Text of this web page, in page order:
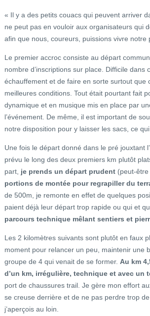
« Il y a des petits couacs qui peuvent arriver
ne peut pas en vouloir aux organisateurs qui
afin que nous, coureurs, puissions vivre notre
Le premier accroc consiste au départ
nombre d’inscriptions sur place. Difficile dans
échauffement et de faire en sorte surtout que
meilleures conditions. Tout était pourtant fait
dynamique et en musique mis en place par
l’événement. De même, il est important de
notre disposition pour y laisser les sacs, ce
Une fois le départ donné dans le pré jouxtant
prévu le long des deux premiers km plutôt
part, je prends un départ prudent (peut-être
portions de montée pour regrapiller du
de 500m, je remonte en effet de quelques
paient déjà leur départ trop rapide ou qui et
parcours technique mêlant sentiers et
Les 2 kilomètres suivants sont plutôt en faux
moment pour relancer un peu, maintenir une
groupe de 4 qui venait de se former. Au km
d’un km, irrégulière, technique et avec un
port de chaussures trail. Je gère mon effort
se creuse derrière et de ne pas perdre trop
j’aperçois au loin.